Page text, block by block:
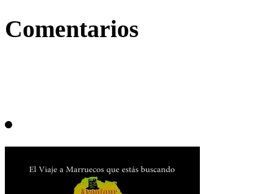
Comentarios